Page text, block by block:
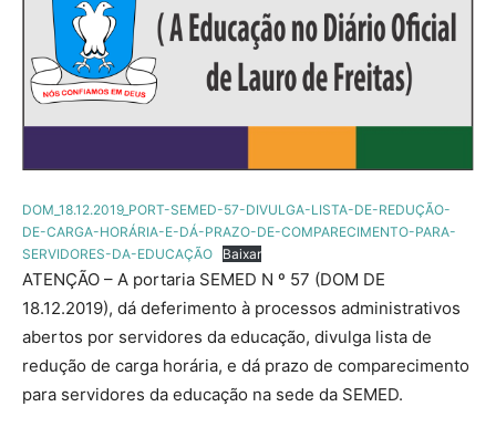
DOM_18.12.2019_PORT-SEMED-57-DIVULGA-LISTA-DE-REDUÇÃO-
DE-CARGA-HORÁRIA-E-DÁ-PRAZO-DE-COMPARECIMENTO-PARA-
SERVIDORES-DA-EDUCAÇÃO
Baixar
ATENÇÃO – A portaria SEMED N º 57 (DOM DE
18.12.2019), dá deferimento à processos administrativos
abertos por servidores da educação, divulga lista de
redução de carga horária, e dá prazo de comparecimento
para servidores da educação na sede da SEMED.